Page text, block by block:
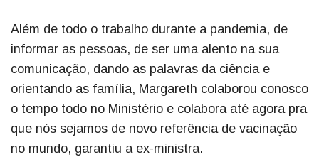
Além de todo o trabalho durante a pandemia, de
informar as pessoas, de ser uma alento na sua
comunicação, dando as palavras da ciência e
orientando as família, Margareth colaborou conosco
o tempo todo no Ministério e colabora até agora pra
que nós sejamos de novo referência de vacinação
no mundo, garantiu a ex-ministra.